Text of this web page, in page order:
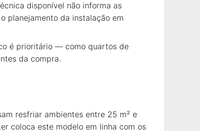
disponível não informa as
planejamento da instalação em
é prioritário — como quartos de
da compra.
resfriar ambientes entre 25 m² e
coloca este modelo em linha com os